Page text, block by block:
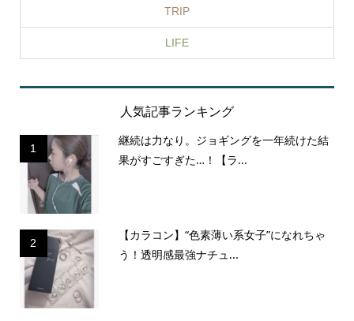
TRIP
LIFE
人気記事ランキング
1
継続は力なり。ジョギングを一年続けた結
果がすごすぎた…！【ラ...
2
【カラコン】“色素薄い系女子”になれちゃ
う！透明感最強ナチュ...